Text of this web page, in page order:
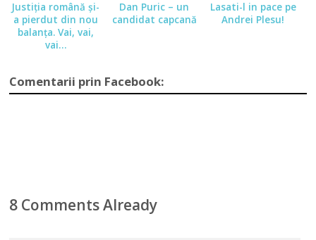
Justiţia română şi-
a pierdut din nou
balanţa. Vai, vai,
vai…
Dan Puric – un
candidat capcană
Lasati-l in pace pe
Andrei Plesu!
Comentarii prin Facebook:
8 Comments Already